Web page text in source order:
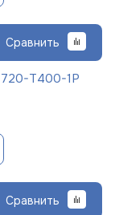
Сравнить
Т400-1Р
Сравнить